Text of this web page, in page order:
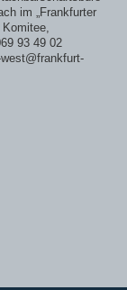
im „Frankfurter
93 49 02